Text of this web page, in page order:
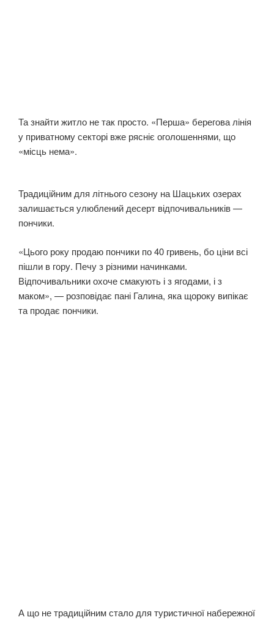
Та знайти житло не так просто. «Перша» берегова лінія
у приватному секторі вже рясніє оголошеннями, що
«місць нема».
Традиційним для літнього сезону на Шацьких озерах
залишається улюблений десерт відпочивальників —
пончики.
«Цього року продаю пончики по 40 гривень, бо ціни всі
пішли в гору. Печу з різними начинками.
Відпочивальники охоче смакують і з ягодами, і з
маком», — розповідає пані Галина, яка щороку випікає
та продає пончики.
А що не традиційним стало для туристичної набережної